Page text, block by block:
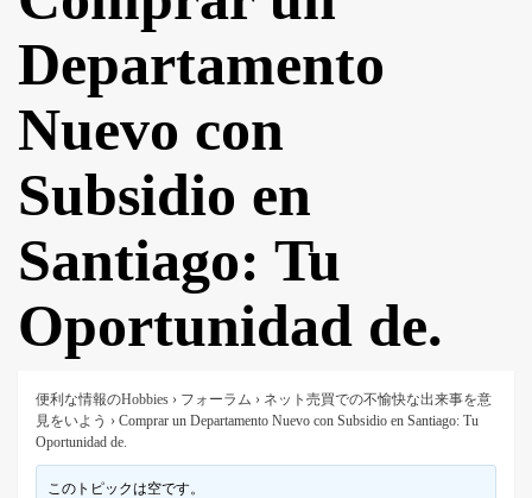
Departamento
Nuevo con
Subsidio en
Santiago: Tu
Oportunidad de.
便利な情報のHobbies › フォーラム › ネット売買での不愉快な出来事を意
見をいよう › Comprar un Departamento Nuevo con Subsidio en Santiago: Tu
Oportunidad de.
このトピックは空です。